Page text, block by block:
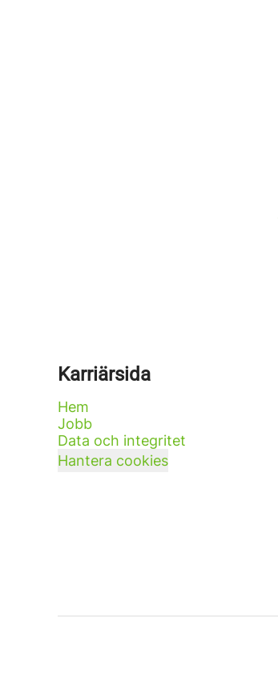
Karriärsida
Hem
Jobb
Data och integritet
Hantera cookies